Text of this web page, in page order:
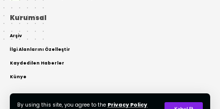
By using this site, you agree to the Privacy Policy
Kurumsal
Arşiv
İlgi Alanlarını Özelleştir
Kaydedilen Haberler
Künye